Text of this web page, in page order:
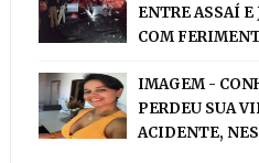
ENTRE ASSAÍ
COM
IMAGEM -
PERDEU SUA
ACIDENTE,